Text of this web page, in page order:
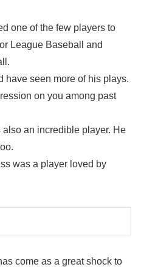
one of the few players to
League Baseball and
have seen more of his plays.
on you among past
an incredible player. He
was a player loved by
come as a great shock to